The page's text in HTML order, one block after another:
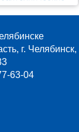
Нет
133
/ сбоку бачка
г. Челябинск,
63-04